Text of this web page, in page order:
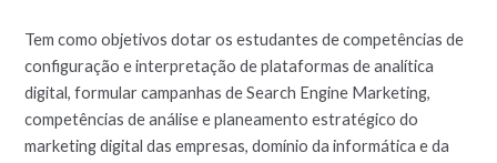
Tem como objetivos dotar os estudantes de competências de
configuração e interpretação de plataformas de analítica
digital, formular campanhas de Search Engine Marketing,
competências de análise e planeamento estratégico do
marketing digital das empresas, domínio da informática e da